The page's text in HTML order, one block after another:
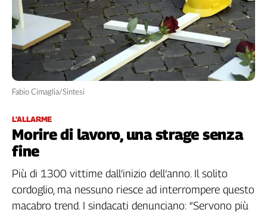
Ambiente
Diritti
Welfare
Italia
Internazionale
Culture
Categorie
Filcams
Filctem
Fillea
L'ALLARME
Morire di lavoro, una strage senza
fine
Fabio Cimaglia/Sintesi
Più di 1300 vittime dall’inizio dell’anno. Il solito
cordoglio, ma nessuno riesce ad interrompere questo
macabro trend. I sindacati denunciano: “Servono più